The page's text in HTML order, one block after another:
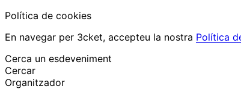
Política de cookies
En navegar per 3cket, accepteu la nostra Política
Cerca un esdeveniment
Cercar
Organitzador